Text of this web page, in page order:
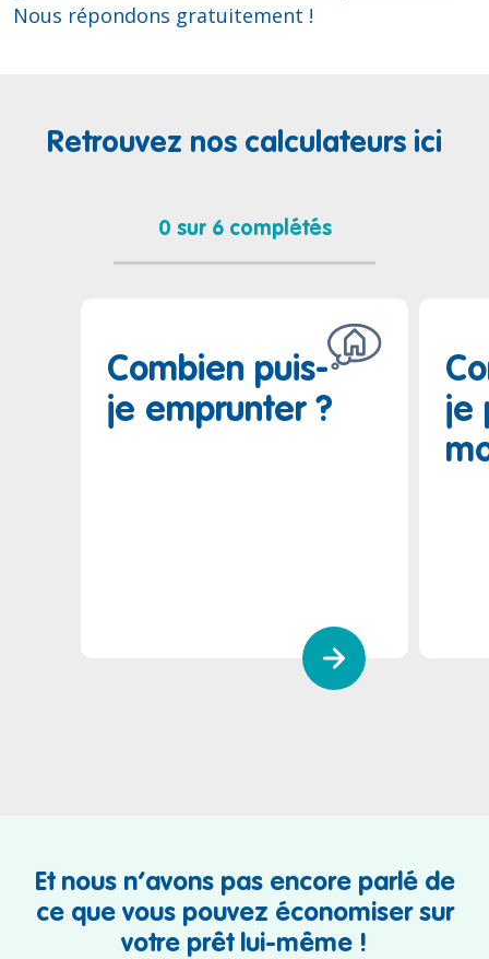
Nous répondons gratuitement !
Retrouvez nos calculateurs ici
0 sur 6 complétés
Combien puis-
je emprunter ?
Combien puis-je
je
Et nous n’avons pas encore parlé de
ce que vous pouvez économiser sur
votre prêt lui-même !